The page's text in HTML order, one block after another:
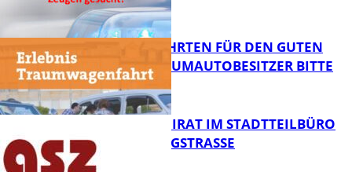
FB News
FB News
SPENDENFAHRTEN FÜR DEN GUTEN
ZWECK – TRAUMAUTOBESITZER BITTE
MELDEN!
SENIORENBEIRAT IM STADTTEILBÜRO
IN DER KÖNIGSTRASSE